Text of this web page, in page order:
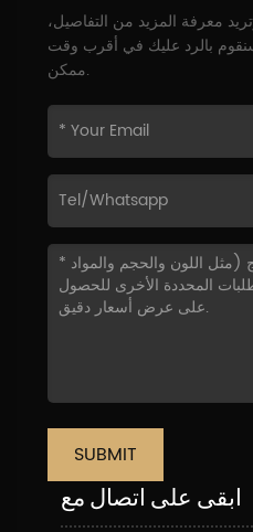
معرفة المزيد من التفاصيل،
بالرد عليك في أقرب وقت
ممكن.
SUBMIT
ابقى على اتصال مع